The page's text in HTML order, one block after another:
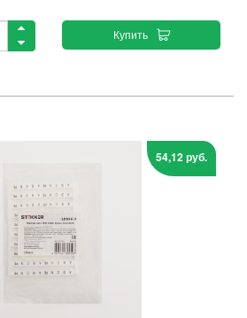
Купить
54,12 руб.